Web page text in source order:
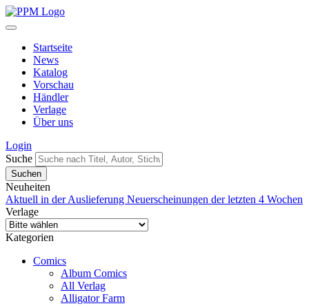
Startseite
News
Katalog
Vorschau
Händler
Verlage
Über uns
Login
Suche
Neuheiten
Aktuell in der Auslieferung Neuerscheinungen der letzten 4 Wochen
Verlage
Kategorien
Comics
Album Comics
All Verlag
Alligator Farm